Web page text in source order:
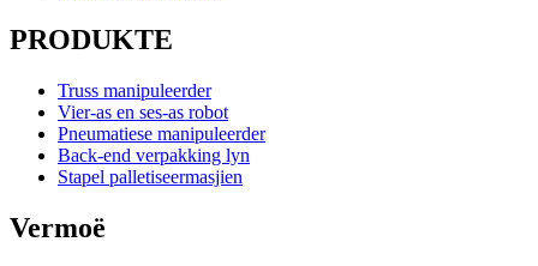
PRODUKTE
Truss manipuleerder
Vier-as en ses-as robot
Pneumatiese manipuleerder
Back-end verpakking lyn
Stapel palletiseermasjien
Vermoë